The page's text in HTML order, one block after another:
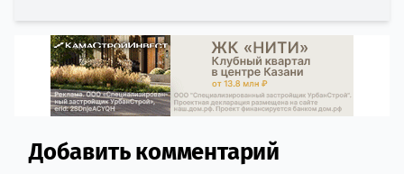
Comment section
Добавить комментарий